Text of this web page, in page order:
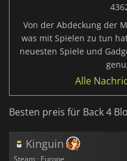
Von der Abdeckung der
was mit Spielen zu tun
neuesten Spiele und
Alle
Besten preis für Back 4
Kinguin
Steam · Europe